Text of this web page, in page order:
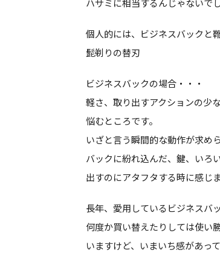
ハサミに相当するんじゃないで
個人的には、ビジネスバックと
髭剃りの替刃
ビジネスバックの場合・・・
軽さ、取り出すアクションの少
悩むところです。
いざと言う瞬間的な動作が求め
バックに紛れ込んだ、鍵、いろ
出すのにアタフタする時に感じま
長年、愛用しているビジネスバ
何度か買い替えたりしては使い
いますけど、いまいち感があっ